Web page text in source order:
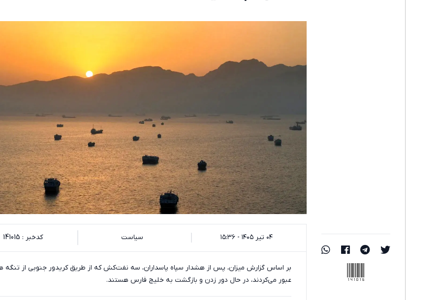
۰۴ تیر ۱۴۰۵ - ۱۵:۳۶ سیاست کدخبر : 141015
بر اساس گزارش میزان، پس از هشدار سپاه پاسداران، سه نفت‌کش که از طریق کریدور جنوبی از تنگه
عبور می‌کردند، در حال دور زدن و بازگشت به خلیج فارس هستند.